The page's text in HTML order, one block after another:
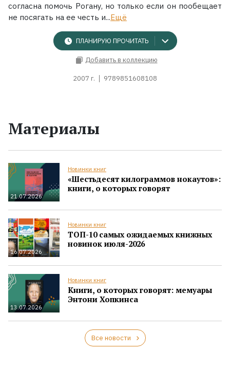
согласна помочь Рогану, но только если он пообещает
не посягать на ее честь и...Ещё
ПЛАНИРУЮ ПРОЧИТАТЬ
Добавить в коллекцию
2007 г. 9789851608108
Материалы
21.07.2026
Новинки книг
«Шестьдесят килограммов нокаутов»:
книги, о которых говорят
16.07.2026
Новинки книг
ТОП-10 самых ожидаемых книжных
новинок июля-2026
13.07.2026
Новинки книг
Книги, о которых говорят: мемуары
Энтони Хопкинса
Все новости